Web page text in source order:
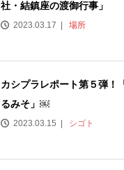
社・結鎮座の渡御行事」
2023.03.17 場所
カシプラレポート第５弾！
るみそ」￼
2023.03.15 シゴト